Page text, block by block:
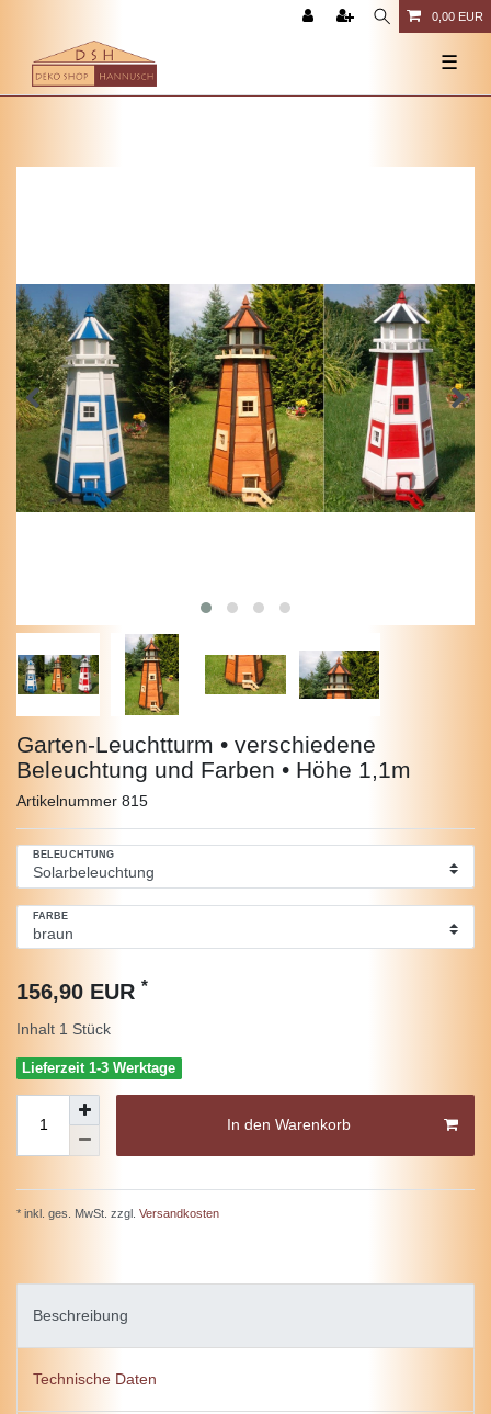
0,00 EUR
☰
Garten-Leuchtturm • verschiedene
Beleuchtung und Farben • Höhe 1,1m
Artikelnummer 815
BELEUCHTUNG
FARBE
156,90 EUR *
Inhalt 1 Stück
Lieferzeit 1-3 Werktage
In den Warenkorb
* inkl. ges. MwSt. zzgl. Versandkosten
Beschreibung
Technische Daten